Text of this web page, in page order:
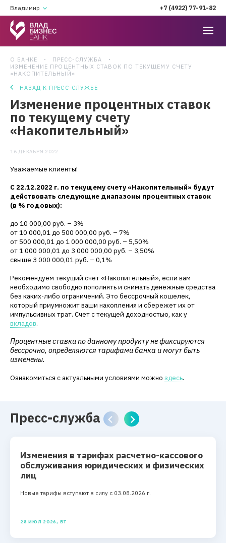
Владимир +7 (4922) 77-91-82
О БАНКЕ
ПРЕСС-СЛУЖБА
ИЗМЕНЕНИЕ ПРОЦЕНТНЫХ СТАВОК ПО ТЕКУЩЕМУ СЧЕТУ
«НАКОПИТЕЛЬНЫЙ»
НАЗАД К ПРЕСС-СЛУЖБЕ
Изменение процентных ставок
по текущему счету
«Накопительный»
16 ДЕКАБРЯ 2022
Уважаемые клиенты!
С 22.12.2022 г. по текущему счету «Накопительный» будут
действовать следующие диапазоны процентных ставок
(в % годовых):
до 10 000,00 руб. – 3%
от 10 000,01 до 500 000,00 руб. – 7%
от 500 000,01 до 1 000 000,00 руб. – 5,50%
от 1 000 000,01 до 3 000 000,00 руб. – 3,50%
свыше 3 000 000,01 руб. – 0,1%
Рекомендуем текущий счет «Накопительный», если вам
необходимо свободно пополнять и снимать денежные средства
без каких-либо ограничений. Это бессрочный кошелек,
который приумножит ваши накопления и сбережет их от
импульсивных трат. Счет с текущей доходностью, как у
вкладов.
Процентные ставки по данному продукту не фиксируются
бессрочно, определяются тарифами банка и могут быть
изменены.
Ознакомиться с актуальными условиями можно здесь.
Пресс-служба
Изменения в тарифах расчетно-кассового
обслуживания юридических и физических
лиц
Новые тарифы вступают в силу с 03.08.2026 г.
28 ИЮЛ 2026, ВТ